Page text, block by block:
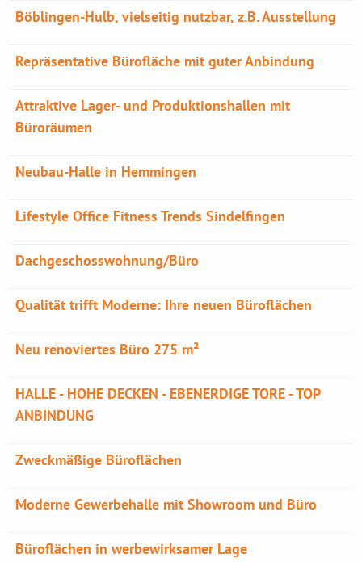
Böblingen-Hulb, vielseitig nutzbar, z.B. Ausstellung
Repräsentative Bürofläche mit guter Anbindung
Attraktive Lager- und Produktionshallen mit
Büroräumen
Neubau-Halle in Hemmingen
Lifestyle Office Fitness Trends Sindelfingen
Dachgeschosswohnung/Büro
Qualität trifft Moderne: Ihre neuen Büroflächen
Neu renoviertes Büro 275 m²
HALLE - HOHE DECKEN - EBENERDIGE TORE - TOP
ANBINDUNG
Zweckmäßige Büroflächen
Moderne Gewerbehalle mit Showroom und Büro
Büroflächen in werbewirksamer Lage